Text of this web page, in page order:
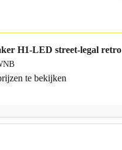
H1-LED street-legal retro
te bekijken